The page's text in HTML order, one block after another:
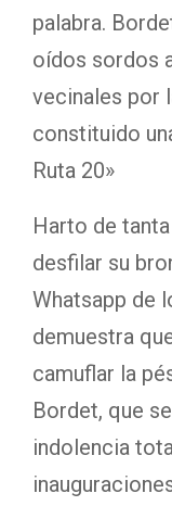
palabra.
oídos sordos
vecinales por
constituido
Ruta 20»
Harto de
desfilar su
Whatsapp de
demuestra
camuflar la
Bordet, que
indolencia